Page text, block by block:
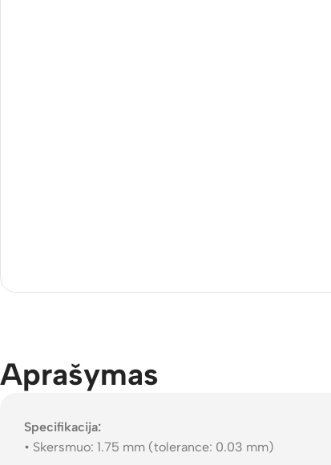
Aprašymas
Specifikacija:
• Skersmuo: 1.75 mm (tolerance: 0.03 mm)